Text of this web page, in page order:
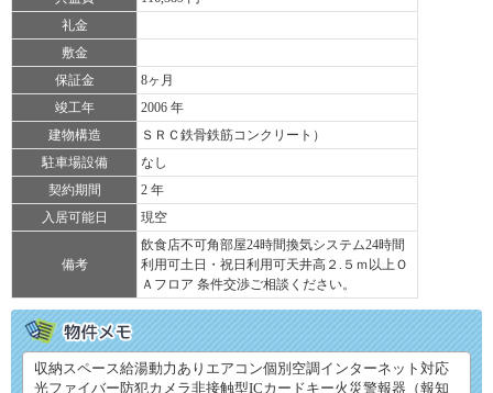
礼金
敷金
保証金
8ヶ月
竣工年
2006 年
建物構造
ＳＲＣ鉄骨鉄筋コンクリート）
駐車場設備
なし
契約期間
2 年
入居可能日
現空
備考
飲食店不可角部屋24時間換気システム24時間
利用可土日・祝日利用可天井高２.５ｍ以上Ｏ
Ａフロア 条件交渉ご相談ください。
収納スペース給湯動力ありエアコン個別空調インターネット対応
光ファイバー防犯カメラ非接触型ICカードキー火災警報器（報知